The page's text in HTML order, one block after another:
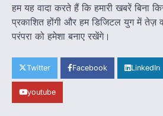
4
बड़ी खबर हमारे राज्य
छत्तीसगढ़ की नई
मिशन, BEML
Jagjit Singh Grewal
हम यह वादा करते हैं कि हमारी खबरें बिना
प्रकाशित होंगी और हम डिजिटल युग में तेज़
परंपरा को हमेशा बनाए रखेंगे।
Twitter Facebook LinkedIn
youtube